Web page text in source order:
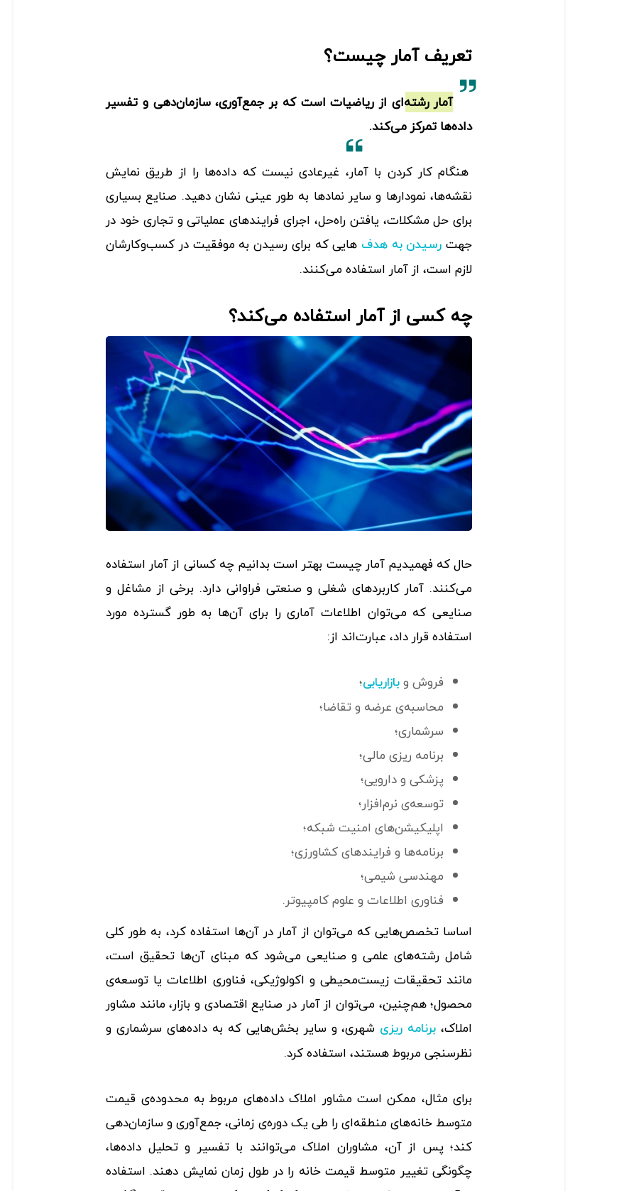
تعریف آمار چیست؟
آمار رشته‌ای از ریاضیات است که بر جمع‌آوری، سازمان‌دهی و تفسیر
داده‌ها تمرکز می‌کند.
هنگام کار ‌کردن با آمار، غیرعادی نیست که داده‌ها را از طریق نمایش‌
نقشه‌ها، نمودارها و سایر نمادها به طور عینی نشان دهید. صنایع بسیاری
برای حل مشکلات، یافتن راه‌حل، اجرای فرایندهای عملیاتی و تجاری‌ خود در
جهت رسیدن به هدف هایی که برای رسیدن به موفقیت در کسب‌وکارشان
لازم است، از آمار استفاده می‌کنند.
چه کسی از آمار استفاده می‌کند؟
حال که فهمیدیم آمار چیست بهتر است بدانیم چه کسانی از آمار استفاده
می‌کنند. آمار کاربردهای شغلی و صنعتی فراوانی دارد. برخی از مشاغل و
صنایعی که می‌توان اطلاعات آماری را برای آن‌ها به طور گسترده مورد‌
استفاده قرار داد، عبارت‌اند از:
فروش و بازاریابی؛
محاسبه‌ی عرضه‌‌ و ‌‌تقاضا؛
سرشماری؛
برنامه ریزی مالی؛
پزشکی و دارویی؛
توسعه‌ی نرم‌افزار؛
اپلیکیشن‌های امنیت شبکه؛
برنامه‌ها و فرایندهای کشاورزی؛
مهندسی شیمی؛
فناوری اطلاعات و علوم کامپیوتر.
اساسا تخصص‌هایی که می‌توان از آمار در آن‌ها استفاده کرد‌، به طور کلی
شامل رشته‌های علمی و صنایعی می‌شود که مبنای آن‌ها تحقیق است،
مانند تحقیقات زیست‌محیطی و اکولوژیکی، فناوری اطلاعات یا توسعه‌ی
محصول؛ هم‌چنین، می‌توان از آمار در صنایع اقتصادی و بازار، مانند مشاور
املاک، برنامه ریزی شهری، و سایر بخش‌هایی که به داده‌های سرشماری و
نظرسنجی مربوط هستند، استفاده کرد.
برای مثال، ممکن است مشاور املاک داده‌های مربوط به محدوده‌ی قیمت
متوسط خانه‌های منطقه‌ای را طی یک دوره‌ی زمانی، جمع‌آوری و سازمان‌دهی
کند؛ پس از آن، مشاوران املاک می‌توانند با تفسیر و تحلیل داده‌ها،
چگونگی تغییر متوسط ​​قیمت خانه را در طول زمان نمایش دهند. استفاده